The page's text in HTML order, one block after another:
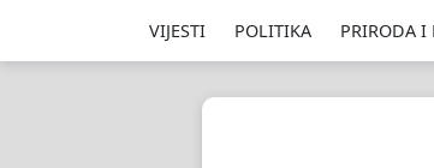
VIJESTI POLITIKA PRIRODA I